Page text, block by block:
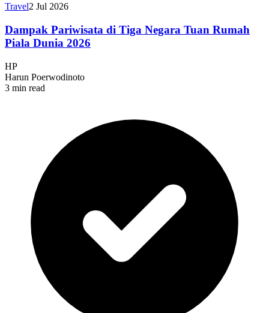
Travel2 Jul 2026
Dampak Pariwisata di Tiga Negara Tuan Rumah
Piala Dunia 2026
HP
Harun Poerwodinoto
3 min read